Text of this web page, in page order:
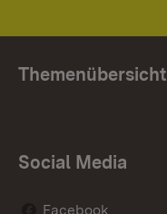
Themenübersicht
Social Media
Facebook